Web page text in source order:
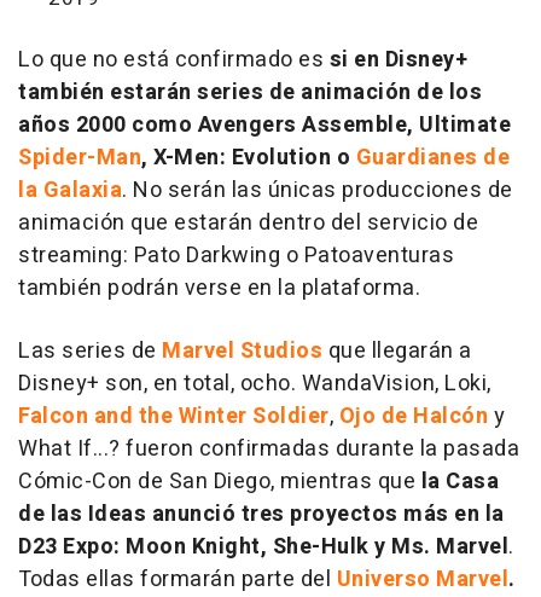
Lo que no está confirmado es si en Disney+
también estarán series de animación de los
años 2000 como Avengers Assemble, Ultimate
Spider-Man, X-Men: Evolution o Guardianes de
la Galaxia. No serán las únicas producciones de
animación que estarán dentro del servicio de
streaming: Pato Darkwing o Patoaventuras
también podrán verse en la plataforma.
Las series de Marvel Studios que llegarán a
Disney+ son, en total, ocho. WandaVision, Loki,
Falcon and the Winter Soldier, Ojo de Halcón y
What If...? fueron confirmadas durante la pasada
Cómic-Con de San Diego, mientras que la Casa
de las Ideas anunció tres proyectos más en la
D23 Expo: Moon Knight, She-Hulk y Ms. Marvel.
Todas ellas formarán parte del Universo Marvel.